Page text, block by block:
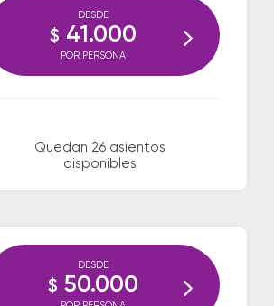
Quedan 26 asientos
disponibles
DESDE
$ 41.000
POR PERSONA
DESDE
$ 50.000